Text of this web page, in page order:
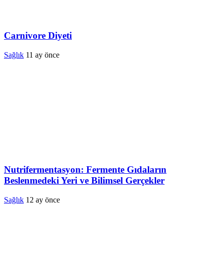
Carnivore Diyeti
Sağlık 11 ay önce
Nutrifermentasyon: Fermente Gıdaların
Beslenmedeki Yeri ve Bilimsel Gerçekler
Sağlık 12 ay önce